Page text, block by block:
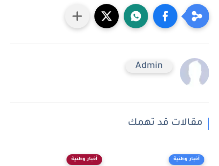
Admin
مقالات قد تهمك
أخبار وطنية أخبار وطنية